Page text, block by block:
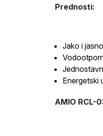
Prednosti:
Jako i
Energetski
AMIO RCL-